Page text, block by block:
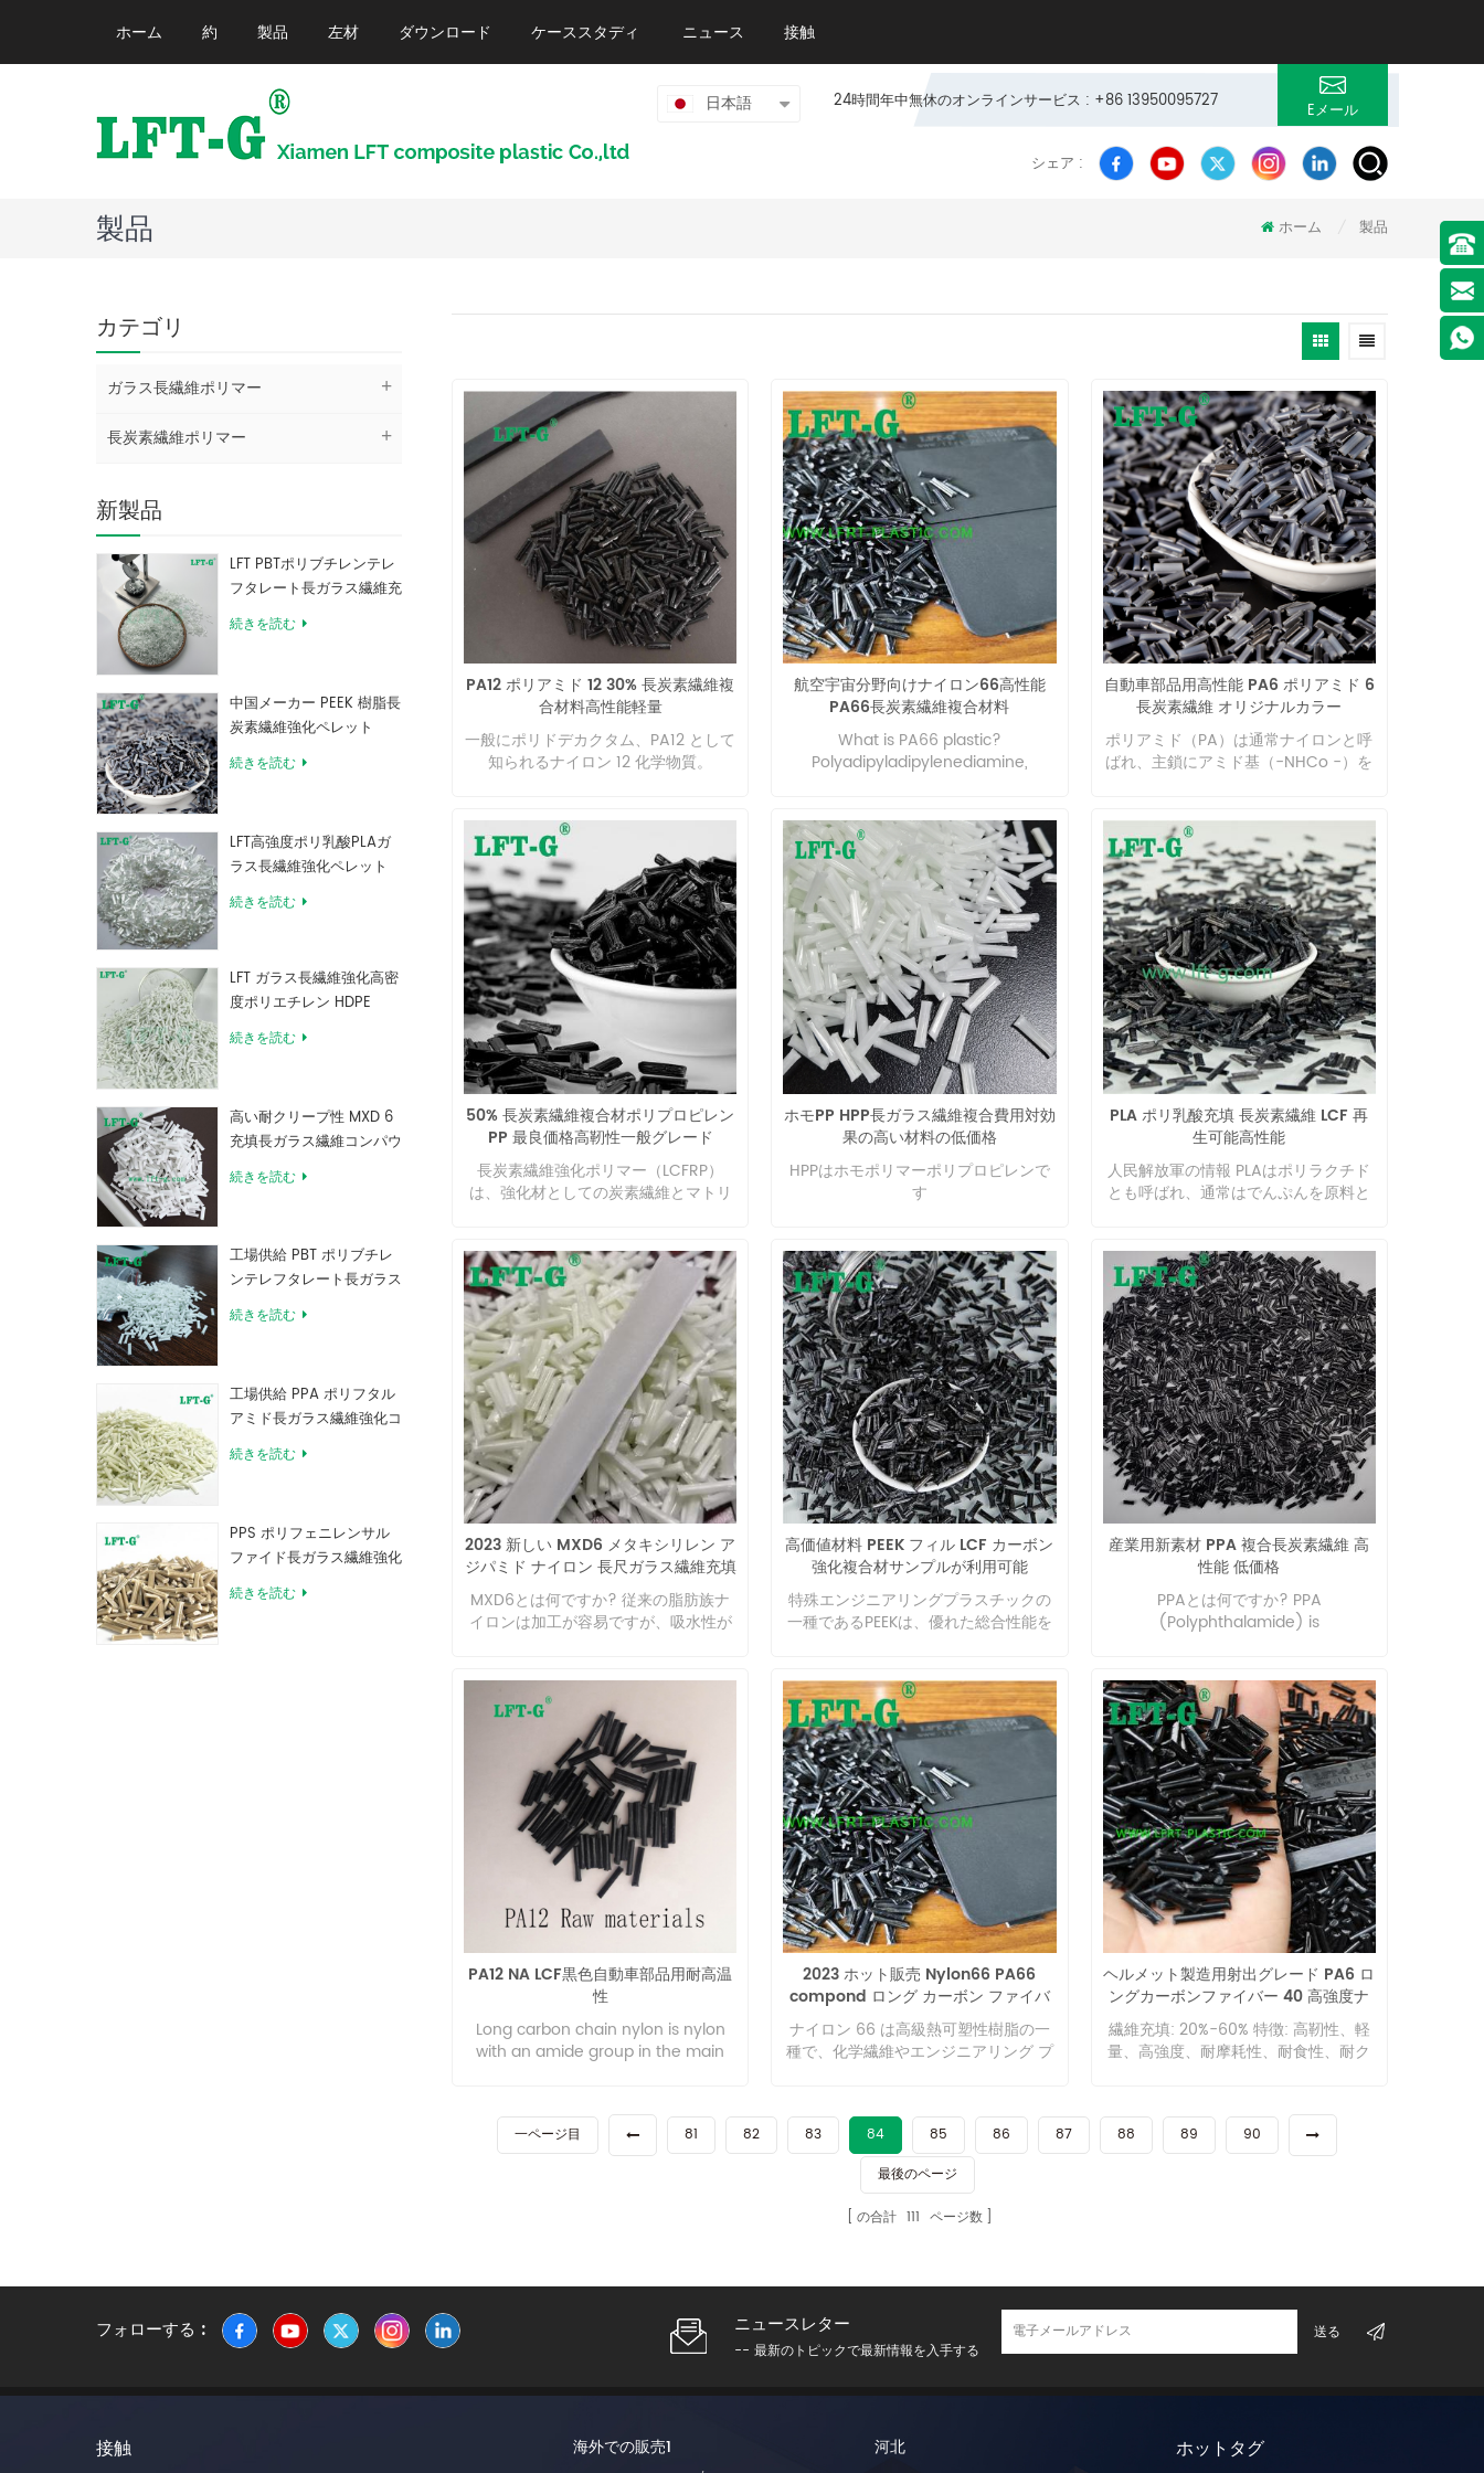
ホーム 約 製品 左材 ダウンロード ケーススタディ ニュース 接触
24時間年中無休のオンラインサービス : +86 13950095727 Eメール
日本語
シェア :
製品 ホーム 製品
カテゴリ
ガラス長繊維ポリマー
長炭素繊維ポリマー
新製品
LFT PBTポリブチレンテレ
フタレート長ガラス繊維充
填複合材料
続きを読む
中国メーカー PEEK 樹脂長
炭素繊維強化ペレット
続きを読む
LFT高強度ポリ乳酸PLAガ
ラス長繊維強化ペレット
続きを読む
LFT ガラス長繊維強化高密
度ポリエチレン HDPE
続きを読む
高い耐クリープ性 MXD 6
充填長ガラス繊維コンパウ
ンド
続きを読む
工場供給 PBT ポリブチレ
ンテレフタレート長ガラス
繊維強化コンパウンド
続きを読む
工場供給 PPA ポリフタル
アミド長ガラス繊維強化コ
ンパウンド
続きを読む
PPS ポリフェニレンサル
ファイド長ガラス繊維強化
コンパウンド
続きを読む
PA12 ポリアミド 12 30% 長炭素繊維複
合材料高性能軽量
一般にポリドデカクタム、PA12 として
知られるナイロン 12 化学物質。
航空宇宙分野向けナイロン66高性能
PA66長炭素繊維複合材料
What is PA66 plastic?
Polyadipyladipylenediamine,
made from adiponic acid and
hexadipamine condensation.
Insoluble in general solvents, only
soluble in m-cresol, etc. High
mechanical strength and hardness,
rigidity. It can be used as
engineering plastics, mechanical
accessories such as gears,
lubricating bearings, instead of
non-ferrous metal materials to
make machine shells, automotive
engine blades, and can also be
used to make synthetic fibers. PA66
plastic raw material is translucent
or opaque opalescent crystalline
polymer, with plasticity. Density
1.15g/cm3. Melting point 252℃.
Embrittlement temperature -30℃.
temperature is greater than 350℃.
Continuous heat resistance 80-
120℃, balanced water absorption
rate of 2.5%. Resistant to acid, alkali,
most aqueous inorganic salts, alkyl
halides, hydrocarbons, esters,
ketones and other corrosion, but
easy to phenol, formic acid and
other polar solvents. It has excellent
wear resistance, self lubricity and
high mechanical strength. But the
water absorption is larger, so the
dimensional stability is poor. What
is Long Carbon Fiber? In the
modified engineering plastics
industry, long fiber reinforced
composite material refers to long
carbon fiber, long glass fiber,
special modification methods to
produce composite materials. The
biggest characteristic of long fiber
composites is that they have
superior properties that the original
materials do not have. If they are
classified according to the length of
the added reinforcement materials,
they can be divided into long fiber,
short fiber and continuous fiber
composites. As mentioned in the
beginning, long carbon fiber
composite material is a kind of long
fiber reinforced composite material,
which is a new fiber material with
high strength and high modulus
fiber. LCF carbon fiber composite
exhibits high strength along the
light weight. It has the
comprehensive mechanical
properties such as density, specific
strength and specific modulus that
are incomparable to other
and many special functions. What
are the properties of Long Carbon
fiber? Corrosion resistance: LCF
carbon fiber composite material
adapt to harsh working
ability to resist UV, products by UV
damage problem is small; Wear
自動車部品用高性能 PA6 ポリアミド 6
長炭素繊維 オリジナルカラー
ポリアミド（PA）は通常ナイロンと呼
ばれ、主鎖にアミド基（-NHCo -）を
は最も初期に開発され、最も使用され
ている熱可塑性エンジニアリング材料
です。
50% 長炭素繊維複合材ポリプロピレン
PP 最良価格高靭性一般グレード
長炭素繊維強化ポリマー（LCFRP）
は、強化材としての炭素繊維とマトリ
ホモPP HPP長ガラス繊維複合費用対効
果の高い材料の低価格
HPPはホモポリマーポリプロピレンで
す
PLA ポリ乳酸充填 長炭素繊維 LCF 再
生可能高性能
人民解放軍の情報 PLAはポリラクチド
とも呼ばれ、通常はでんぷんを原料と
乳酸を重合させて得られるポリエステ
ルポリマーを指します。新しいタイプ
の再生可能な生分解性素材です。 PLA
素材の特徴 原材料は再生可能であり、
3D プリント材料として使用する場合で
も比較的簡単に入手でき、大規模生産
に使用できます。 PLA は優れた熱安定
性と耐溶剤性を備えています。PLAの
加工温度は170℃～230℃であり、完成
品の耐熱性は良好です。 良好な透過性
と透明性の光沢があり、押出、紡糸、
二軸延伸、射出ブロー成形などの方法
で加工でき、引張弾性率と曲げ弾性率
は従来のプラスチック樹脂と同等で
す。 高い生体適合性。PLA のモノマー
素材である L-乳酸は、人体の内因性活
性物質です。したがって、3D プリント
材料 PLA でプリントされた完成品は人
す。 分解性が良好です。他の 3D プリ
ント材料の分解方法とは異なり、PLA
は土壌に埋め込まれ、特定の条件下で
自然界の微生物によって完全に分解さ
れ、二酸化炭素と水が生成されます。
発生した二酸化炭素は大気中に排出さ
れず、土壌有機物に直接入ったり、植
物に吸収されたりするため、環境に優
しい素材として認められています。
PLA素材の応用 PLA材料の機械的およ
び物理的特性が優れているため、PLA
材料はさまざまな食品容器、加工食
品、ファーストフードの弁当箱などを
含めて広く使用されています。 同時
に、PLAは適合性と分解性の利点によ
り、医療分野でも大きな役割を果た
し、医療組織の骨格材料や人体用の医
療担体として製造することができま
ローフィルム成形、発泡成形、真空成
形などの一般的なさまざまな加工方法
で製造できます。 私たちに関しては
2023 新しい MXD6 メタキシリレン ア
ジパミド ナイロン 長尺ガラス繊維充填
30% 高いバリア特性
MXD6とは何ですか? 従来の脂肪族ナ
イロンは加工が容易ですが、吸水性が
脂肪族製品の欠点を大幅に解決しまし
たが、加工の難易度は飛躍的に増加し
ました。 1972 年以降、東洋繊維と三
菱ガス化学は新しい種類の半芳香族ナ
イロン MXD6 を合成しました。これ
は、脂肪族樹脂と全芳香族樹脂の欠点
を大幅に克服しただけでなく、全芳香
族樹脂のいくつかの利点も備えていま
した。 ガスバリア性の高い包装材や土
木構造材などに広く使用されていま
す。 要約すると、MXD6 には次の利点
があります。 高い強度と弾性率。 ガラ
ス転移温度はTmが237℃、Tgが85℃と
高い。 吸水性、透湿性が低い。 結晶化
速度が速く、形成と製造が容易。 ガス
バリア性に優れています。 なぜガラス
長繊維を加えるのですか? 他の方法の
強化プラスチックでは必要な性能が得
ックに置き換えたい場合は、長ガラス
繊維強化複合材料が問題を解決しま
す。長ガラス繊維強化複合材料は、費
MXD6 のパフォーマンスとアプリケー
は、高い強度と弾性率、高いガラス転
移温度、低い吸水性と透湿性、速い結
ガスバリア性という利点があり、ま
す。高湿度下でも二酸化炭素と酸素。
最終市場では、MXD6 が単独で使用さ
高価値材料 PEEK フィル LCF カーボン
強化複合材サンプルが利用可能
特殊エンジニアリングプラスチックの
一種であるPEEKは、優れた総合性能を
産業用新素材 PPA 複合長炭素繊維 高
性能 低価格
PPAとは何ですか? PPA
(Polyphthalamide) is
both semi-crystalline structure and
non-crystalline structure. It is
prepared by polycondensation of
phthalic acid and
phthalenediamine. It has excellent
thermal, electrical, physical and
chemical resistance and other
comprehensive properties. It still
has excellent mechanical
properties, including high rigidity,
high strength, high dimensional
accuracy, low warping and stability,
fatigue resistance and creep
resistance, under the harsh working
environment of continuous high
temperature, humidity, oil pollution
and chemical corrosion at 200℃.
The main application is non-
hardness, excellent mechanical
strength such as bending, tensile
and impact at high temperature,
casting alloy to reduce cost. PPA
has higher thermal stability than
PA46, better arc resistance and
infrared reflow welding ability of
gasoline, diesel, oil, mineral oil,
at high temperature of 150℃. PPA is
suitable for long-term outdoor use
PA12 NA LCF黒色自動車部品用耐高温
性
Long carbon chain nylon is nylon
with an amide group in the main
methylene between the two amide
groups is greater than 10. We call it
long carbon chain nylon, including
semi-crystalline - crystalline
thermoplastic material. Nylon 12 is
the most widely used long carbon
chain nylon, in addition to most of
temperature resistance, corrosion
2023 ホット販売 Nylon66 PA66
compond ロング カーボン ファイバ
ー 40 素材オリジナル カラー
ナイロン 66 は高級熱可塑性樹脂の一
種で、化学繊維やエンジニアリング プ
ヘルメット製造用射出グレード PA6 ロ
ングカーボンファイバー 40 高強度ナ
イロン 6
繊維充填: 20%-60% 特徴: 高靭性、軽
量、高強度、耐摩耗性、耐食性、耐ク
一ページ目 81 82 83 84 85 86 87 88 89
90
最後のページ
の合計 111 ページ数
フォローする : ニュースレター
-- 最新のトピックで最新情報を入手する
接触 海外での販売1 河北 ホットタグ